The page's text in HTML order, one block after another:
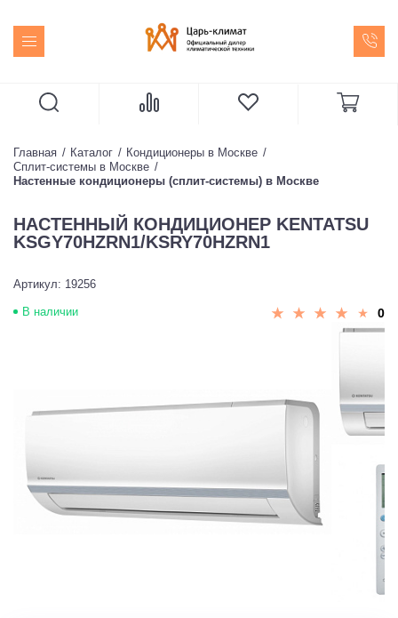
Главная Каталог
Кондиционеры в Москве
Сплит-системы в Москве
Настенные кондиционеры (сплит-системы) в Москве
НАСТЕННЫЙ КОНДИЦИОНЕР KENTATSU
KSGY70HZRN1/KSRY70HZRN1
Артикул: 19256
В наличии 0